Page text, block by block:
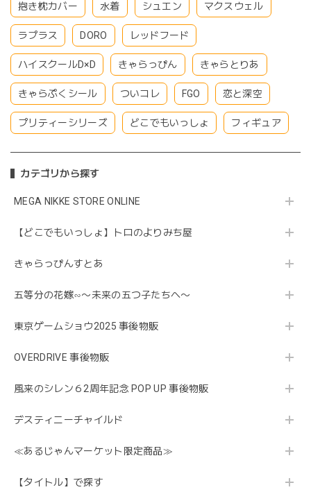
抱き枕カバー 水着 シュエン マクスウェル
ラプラス DORO レッドフード
ハイスクールD×D きゃらっぴん きゃらとりあ
きゃらぷくシール ついコレ FGO 恋と深空
プリティーシリーズ どこでもいっしょ フィギュア
カテゴリから探す
MEGA NIKKE STORE ONLINE
【どこでもいっしょ】トロのよりみち屋
きゃらっぴんすとあ
五等分の花嫁∽〜未来の五つ子たちへ〜
東京ゲームショウ2025 事後物販
OVERDRIVE 事後物販
風来のシレン６2周年記念 POP UP 事後物販
デスティニーチャイルド
≪あるじゃんマーケット限定商品≫
【タイトル】で探す